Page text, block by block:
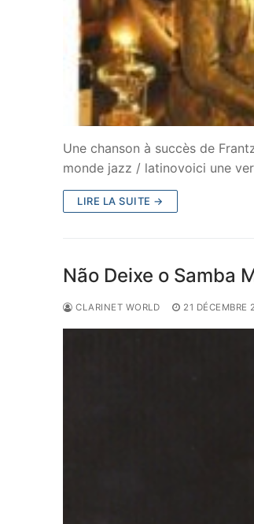
Une chanson à succès de
monde jazz / latinovoici une
LIRE LA SUITE →
Não Deixe o Samba
CLARINET WORLD 21 DÉCEMBRE